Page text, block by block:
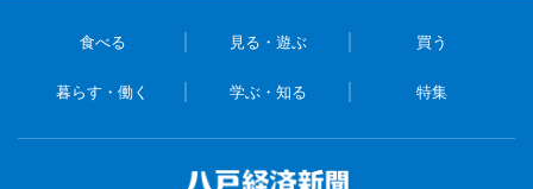
食べる 見る・遊ぶ 買う
暮らす・働く 学ぶ・知る 特集